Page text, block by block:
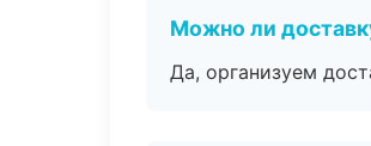
Можно ли
Да, организуем